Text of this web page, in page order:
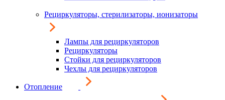
Рециркуляторы, стерилизаторы, ионизаторы
Лампы для рециркуляторов
Рециркуляторы
Стойки для рециркуляторов
Чехлы для рециркуляторов
Отопление